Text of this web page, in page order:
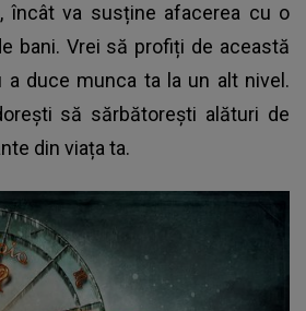
încât va susține afacerea cu o
bani. Vrei să profiți de această
a duce munca ta la un alt nivel.
să sărbătorești alături de
din viața ta.